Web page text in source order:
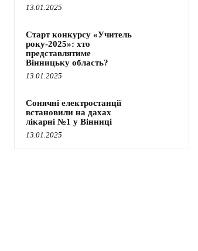
13.01.2025
Старт конкурсу «Учитель
року-2025»: хто
представлятиме
Вінницьку область?
13.01.2025
Сонячні електростанції
встановили на дахах
лікарні №1 у Вінниці
13.01.2025